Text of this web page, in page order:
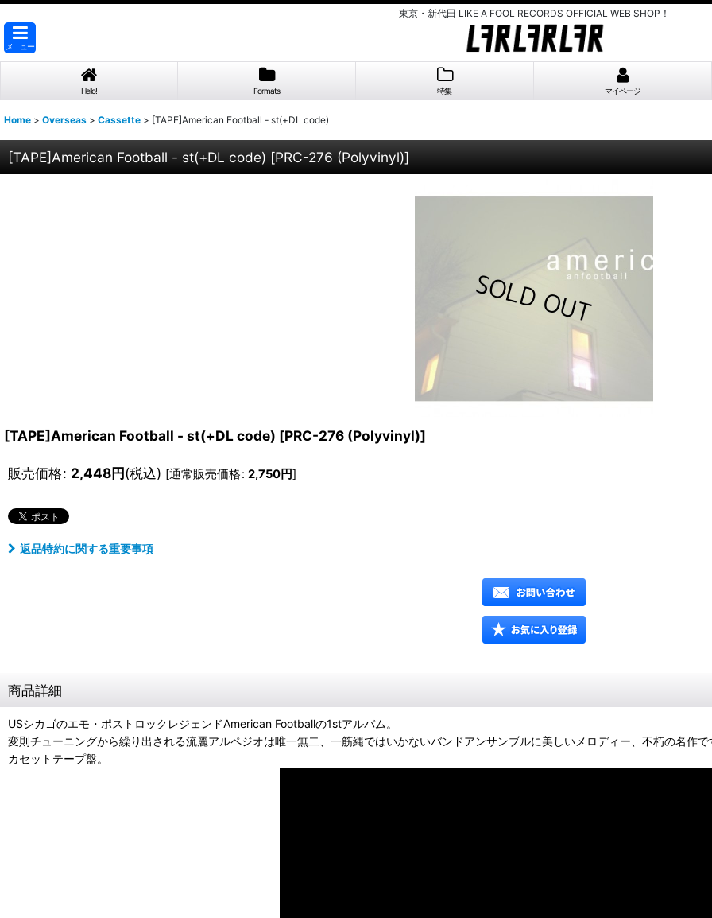
東京・新代田 LIKE A FOOL RECORDS OFFICIAL WEB SHOP！
メニュー
Hello! Formats 特集 マイページ
Home > Overseas > Cassette > [TAPE]American Football - st(+DL code)
[TAPE]American Football - st(+DL code) [PRC-276 (Polyvinyl)]
[TAPE]American Football - st(+DL code) [PRC-276 (Polyvinyl)]
販売価格: 2,448円(税込) [通常販売価格: 2,750円]
返品特約に関する重要事項
商品詳細
USシカゴのエモ・ポストロックレジェンドAmerican Footballの1stアルバム。
変則チューニングから繰り出される流麗アルペジオは唯一無二、一筋縄ではいかないバンドアンサンブルに美しいメロディー、不朽の名作で
カセットテープ盤。